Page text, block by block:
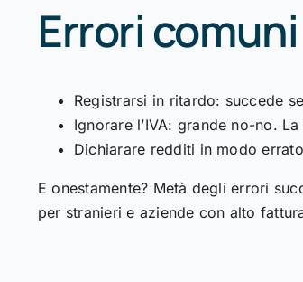
Errori
Registrarsi in ritardo: succede
Ignorare l’IVA: grande no-no.
Dichiarare redditi in modo
E onestamente? Metà degli errori
per stranieri e aziende con alto